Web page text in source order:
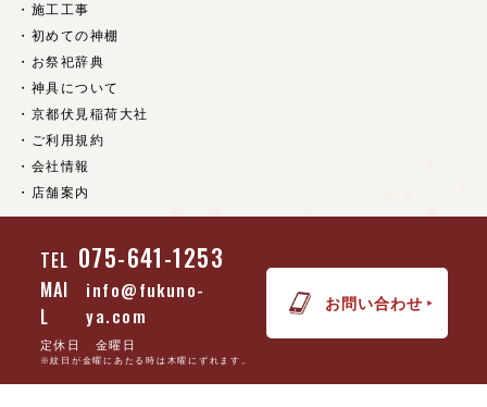
施工工事
初めての神棚
お祭祀辞典
神具について
京都伏見稲荷大社
ご利用規約
会社情報
店舗案内
(c) 京都 神具・神棚の販売【福乃家】 all rights reserved.
TEL 075-641-1253
MAI
L
info@fukuno-
ya.com
定休日 金曜日
※紋日が金曜にあたる時は木曜にずれます。
お問い合わせ